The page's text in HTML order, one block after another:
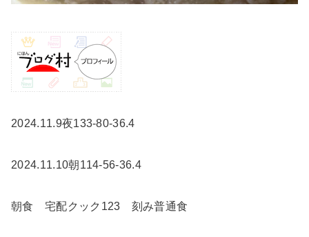
2024.11.9夜133-80-36.4
2024.11.10朝114-56-36.4
朝食 宅配クック123 刻み普通食